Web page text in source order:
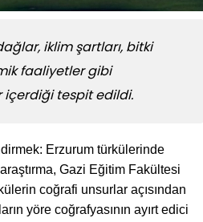
iklim şartları, bitki
faaliyetler gibi
içerdiği tespit edildi.
Erzurum türkülerinde
Gazi Eğitim Fakültesi
coğrafi unsurlar açısından
yöre coğrafyasının ayırt edici